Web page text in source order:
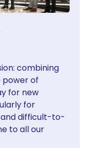
combining
power of
for new
for
difficult-to-
to all our